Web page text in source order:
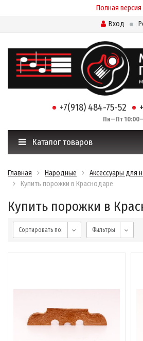
Полная версия
Вход
+7(918) 484-75-52
Пн—Пт
Каталог товаров
Главная Народные
Аксессуары для
Купить порожки в Краснодаре
Купить порожки в
Сортировать по: Фильтры